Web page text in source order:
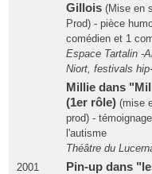
Gillois(Mise en
Prod) - pièce
comédien et 1
Espace Tartalin -
Niort, festivals
Millie dans
(1er rôle)(mise
prod) -
l'autisme
Théâtre du
2001
Pin-up dans